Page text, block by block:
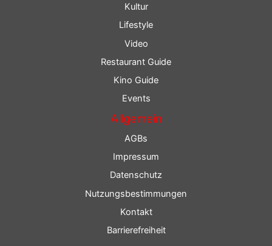
Kultur
Lifestyle
Video
Restaurant Guide
Kino Guide
Events
Allgemein
AGBs
Impressum
Datenschutz
Nutzungsbestimmungen
Kontakt
Barrierefreiheit